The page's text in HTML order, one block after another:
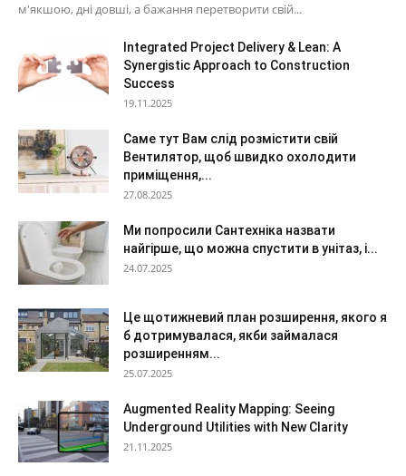
м'якшою, дні довші, а бажання перетворити свій...
Integrated Project Delivery & Lean: A
Synergistic Approach to Construction
Success
19.11.2025
Саме тут Вам слід розмістити свій
Вентилятор, щоб швидко охолодити
приміщення,...
27.08.2025
Ми попросили Сантехніка назвати
найгірше, що можна спустити в унітаз, і...
24.07.2025
Це щотижневий план розширення, якого я
б дотримувалася, якби займалася
розширенням...
25.07.2025
Augmented Reality Mapping: Seeing
Underground Utilities with New Clarity
21.11.2025